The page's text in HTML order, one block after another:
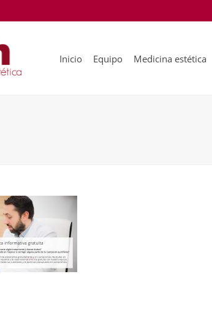
Inicio Equipo Medicina estética